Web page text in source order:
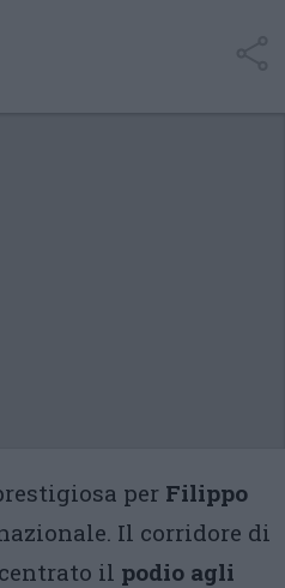
per Filippo
Il corridore di
il podio agli